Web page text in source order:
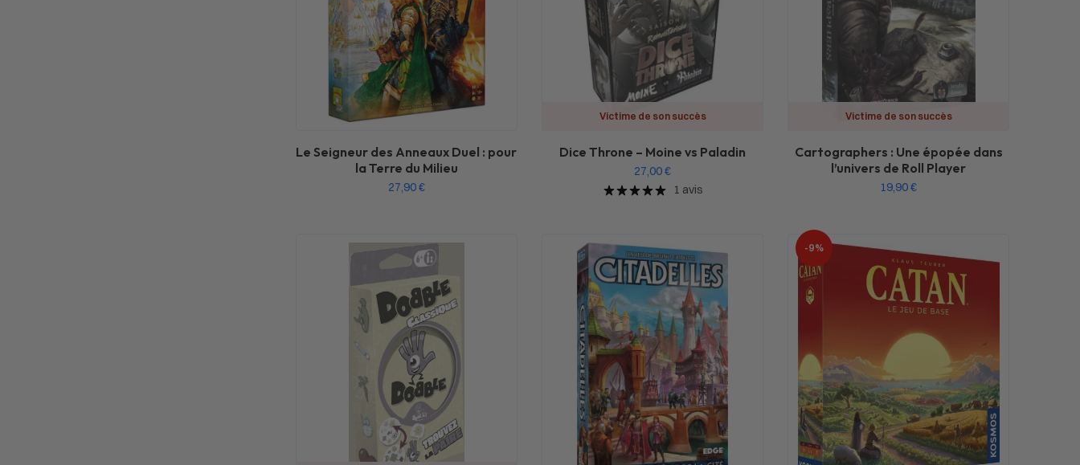
Le Seigneur des Anneaux Duel : pour
la Terre du Milieu
27,90€
Victime de son succès
Dice Throne – Moine vs Paladin
27,00€
1 avis
Victime de son succès
Cartographers : Une épopée dans
l’univers de Roll Player
19,90€
-9%